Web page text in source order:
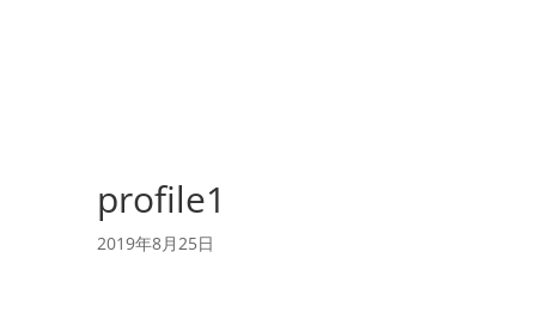
profile1
2019年8月25日